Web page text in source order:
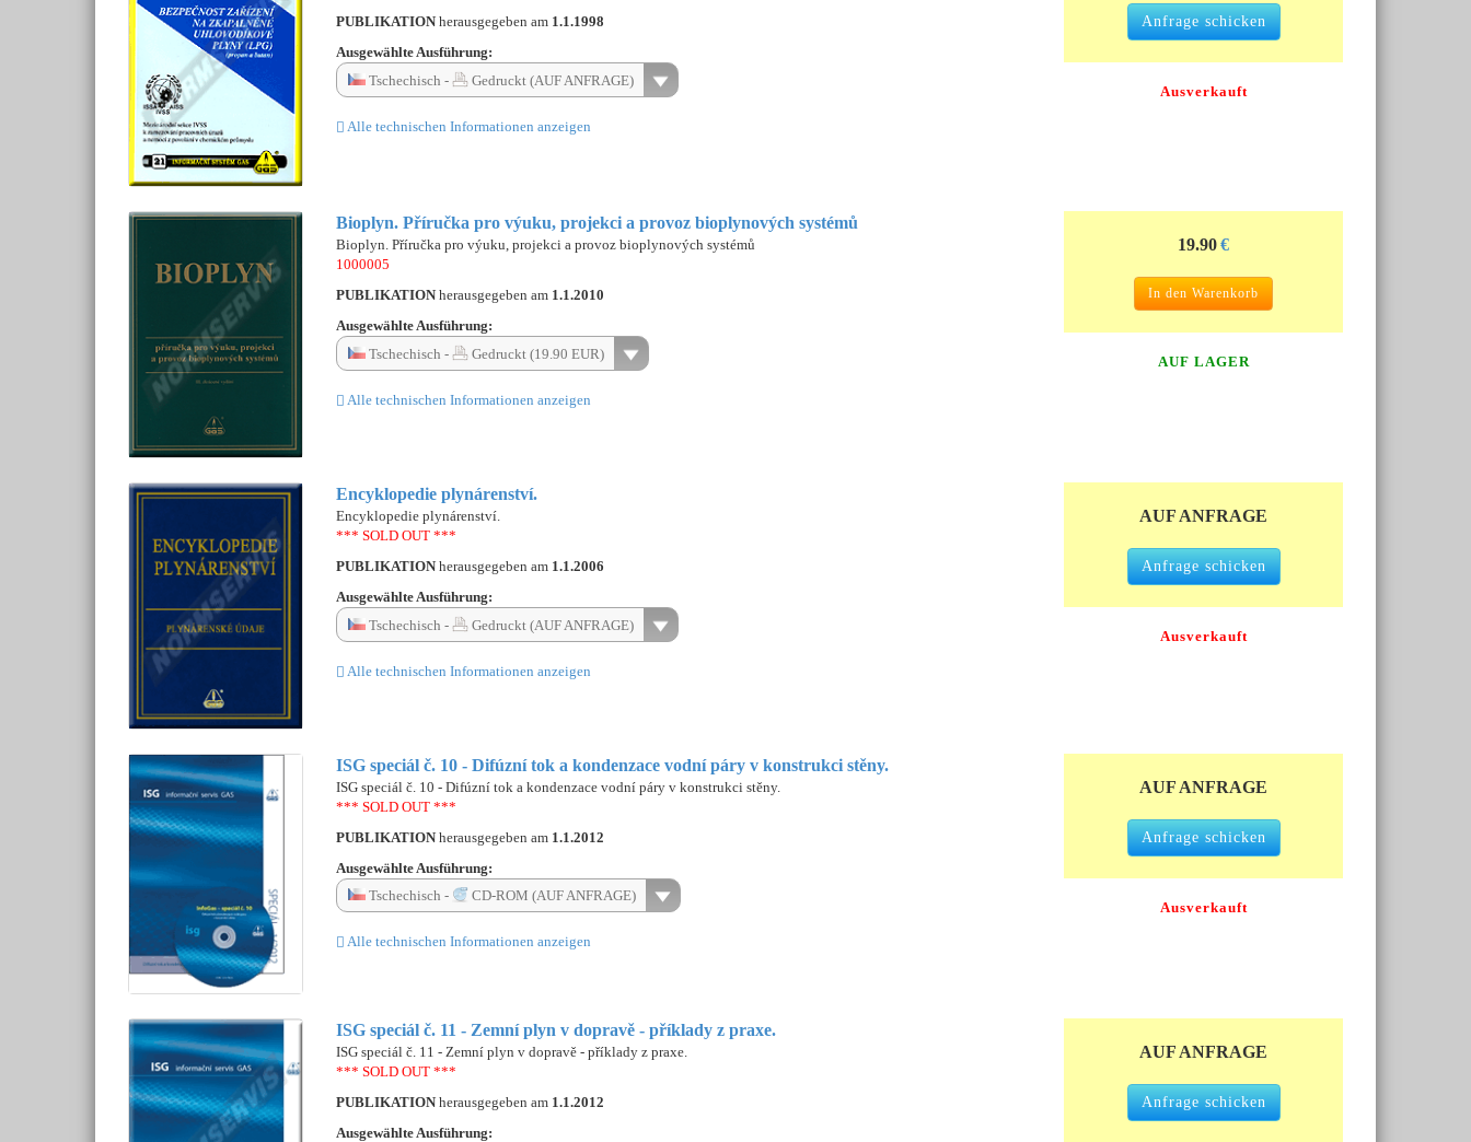
PUBLIKATION herausgegeben am 1.1.1998
Ausgewählte Ausführung:
Tschechisch -
Gedruckt (AUF ANFRAGE)
Alle technischen Informationen anzeigen
Anfrage schicken
Ausverkauft
Bioplyn. Příručka pro výuku, projekci a provoz bioplynových systémů
Bioplyn. Příručka pro výuku, projekci a provoz bioplynových systémů
1000005
PUBLIKATION herausgegeben am 1.1.2010
Ausgewählte Ausführung:
Tschechisch -
Gedruckt (19.90 EUR)
Alle technischen Informationen anzeigen
19.90€
In den Warenkorb
AUF LAGER
Encyklopedie plynárenství.
Encyklopedie plynárenství.
*** SOLD OUT ***
PUBLIKATION herausgegeben am 1.1.2006
Ausgewählte Ausführung:
Tschechisch -
Gedruckt (AUF ANFRAGE)
Alle technischen Informationen anzeigen
AUF ANFRAGE
Anfrage schicken
Ausverkauft
ISG speciál č. 10 - Difúzní tok a kondenzace vodní páry v konstrukci stěny.
ISG speciál č. 10 - Difúzní tok a kondenzace vodní páry v konstrukci stěny.
*** SOLD OUT ***
PUBLIKATION herausgegeben am 1.1.2012
Ausgewählte Ausführung:
Tschechisch -
CD-ROM (AUF ANFRAGE)
Alle technischen Informationen anzeigen
AUF ANFRAGE
Anfrage schicken
Ausverkauft
ISG speciál č. 11 - Zemní plyn v dopravě - příklady z praxe.
ISG speciál č. 11 - Zemní plyn v dopravě - příklady z praxe.
*** SOLD OUT ***
PUBLIKATION herausgegeben am 1.1.2012
Ausgewählte Ausführung:
AUF ANFRAGE
Anfrage schicken